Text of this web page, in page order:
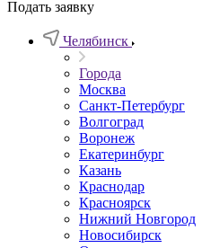
Подать заявку
Челябинск
Города
Москва
Санкт-Петербург
Волгоград
Воронеж
Екатеринбург
Казань
Краснодар
Красноярск
Нижний Новгород
Новосибирск